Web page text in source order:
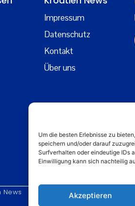
Um die besten Erlebnisse zu
speichern und/oder darauf
Surfverhalten oder eindeutige IDs
Einwilligung kann sich nachteilig
Akzeptieren
Impressum
Datenschutz
Kontakt
Über uns
News